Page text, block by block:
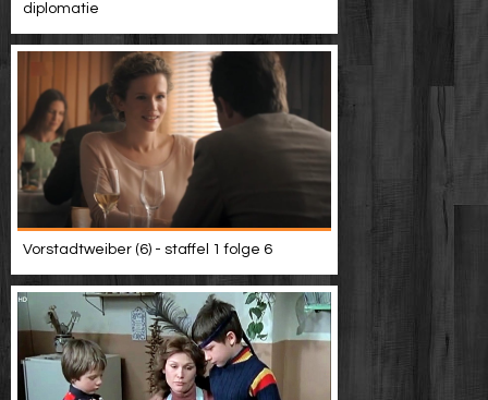
diplomatie
Vorstadtweiber (6) - staffel 1 folge 6